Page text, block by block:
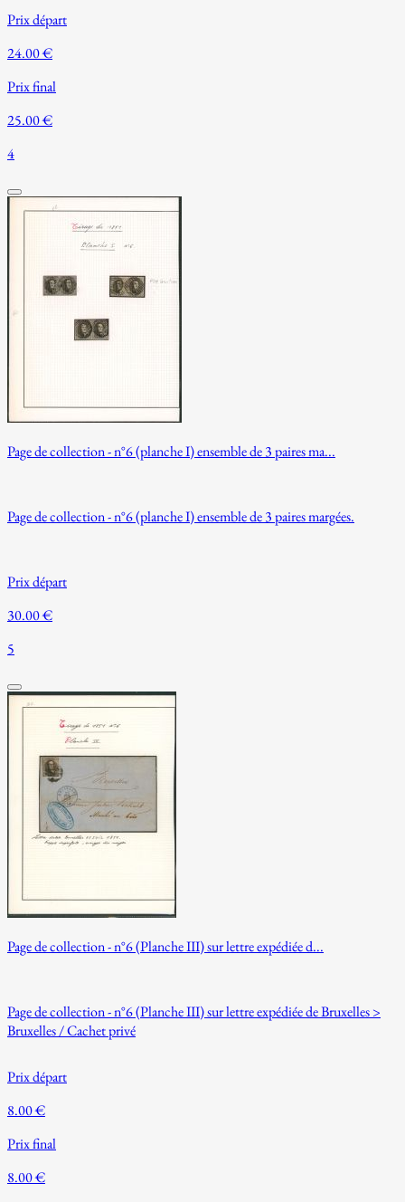
Prix départ
24.00 €
Prix final
25.00 €
4
Page de collection - n°6 (planche I) ensemble de 3 paires ma...
Page de collection - n°6 (planche I) ensemble de 3 paires margées.
Prix départ
30.00 €
5
Page de collection - n°6 (Planche III) sur lettre expédiée d...
Page de collection - n°6 (Planche III) sur lettre expédiée de Bruxelles >
Bruxelles / Cachet privé
Prix départ
8.00 €
Prix final
8.00 €